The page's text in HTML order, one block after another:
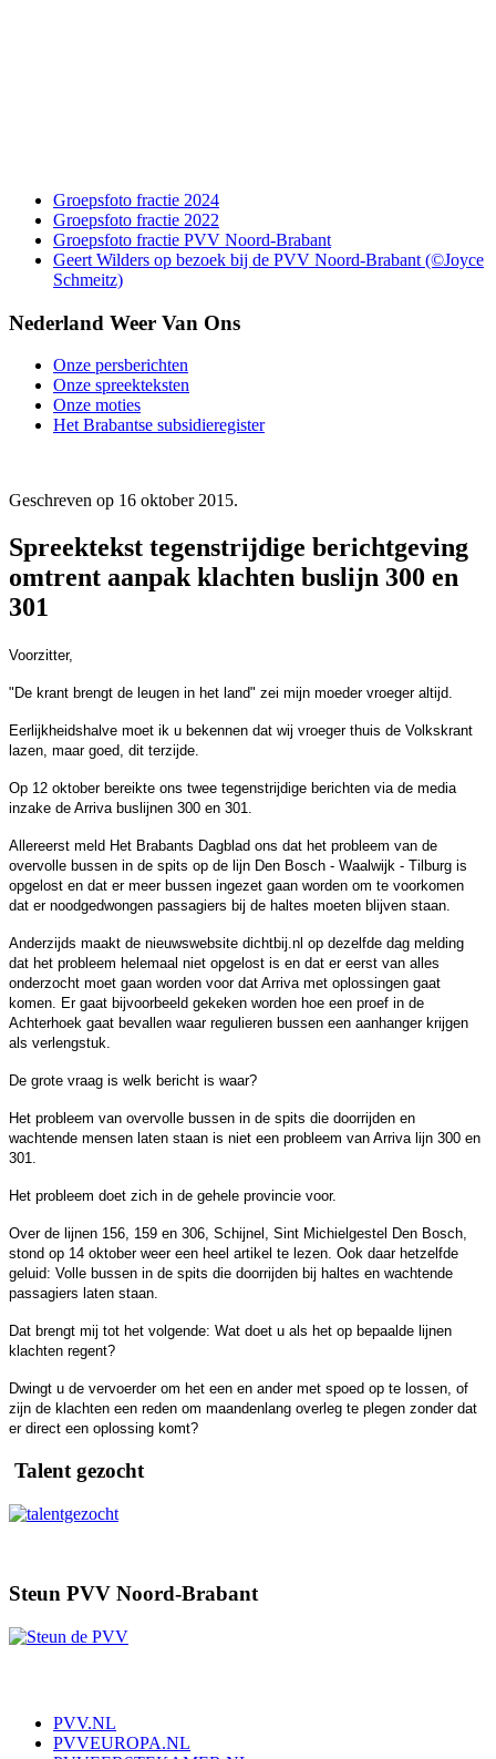
Groepsfoto fractie 2024
Groepsfoto fractie 2022
Groepsfoto fractie PVV Noord-Brabant
Geert Wilders op bezoek bij de PVV Noord-Brabant (©Joyce
Schmeitz)
Nederland Weer Van Ons
Onze persberichten
Onze spreekteksten
Onze moties
Het Brabantse subsidieregister
Geschreven op 16 oktober 2015.
Spreektekst tegenstrijdige berichtgeving
omtrent aanpak klachten buslijn 300 en
301
Voorzitter,
"De krant brengt de leugen in het land" zei mijn moeder vroeger altijd.
Eerlijkheidshalve moet ik u bekennen dat wij vroeger thuis de Volkskrant
lazen, maar goed, dit terzijde.
Op 12 oktober bereikte ons twee tegenstrijdige berichten via de media
inzake de Arriva buslijnen 300 en 301.
Allereerst meld Het Brabants Dagblad ons dat het probleem van de
overvolle bussen in de spits op de lijn Den Bosch - Waalwijk - Tilburg is
opgelost en dat er meer bussen ingezet gaan worden om te voorkomen
dat er noodgedwongen passagiers bij de haltes moeten blijven staan.
Anderzijds maakt de nieuwswebsite dichtbij.nl op dezelfde dag melding
dat het probleem helemaal niet opgelost is en dat er eerst van alles
onderzocht moet gaan worden voor dat Arriva met oplossingen gaat
komen. Er gaat bijvoorbeeld gekeken worden hoe een proef in de
Achterhoek gaat bevallen waar regulieren bussen een aanhanger krijgen
als verlengstuk.
De grote vraag is welk bericht is waar?
Het probleem van overvolle bussen in de spits die doorrijden en
wachtende mensen laten staan is niet een probleem van Arriva lijn 300 en
301.
Het probleem doet zich in de gehele provincie voor.
Over de lijnen 156, 159 en 306, Schijnel, Sint Michielgestel Den Bosch,
stond op 14 oktober weer een heel artikel te lezen. Ook daar hetzelfde
geluid: Volle bussen in de spits die doorrijden bij haltes en wachtende
passagiers laten staan.
Dat brengt mij tot het volgende: Wat doet u als het op bepaalde lijnen
klachten regent?
Dwingt u de vervoerder om het een en ander met spoed op te lossen, of
zijn de klachten een reden om maandenlang overleg te plegen zonder dat
er direct een oplossing komt?
Talent gezocht
Steun PVV Noord-Brabant
PVV.NL
PVVEUROPA.NL